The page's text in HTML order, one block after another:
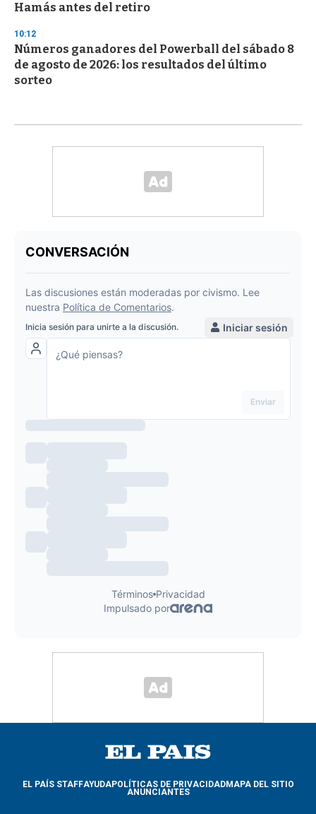
Hamás antes del retiro
10:12
Números ganadores del Powerball del sábado 8
de agosto de 2026: los resultados del último
sorteo
EL PAÍS STAFFAYUDAPOLÍTICAS DE PRIVACIDADMAPA DEL SITIO
ANUNCIANTES